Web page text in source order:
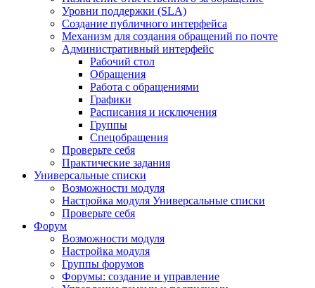
Уровни поддержки (SLA)
Создание публичного интерфейса
Механизм для создания обращений по почте
Административный интерфейс
Рабочий стол
Обращения
Работа с обращениями
Графики
Расписания и исключения
Группы
Спецобращения
Проверьте себя
Практические задания
Универсальные списки
Возможности модуля
Настройка модуля Универсальные списки
Проверьте себя
Форум
Возможности модуля
Настройка модуля
Группы форумов
Форумы: создание и управление